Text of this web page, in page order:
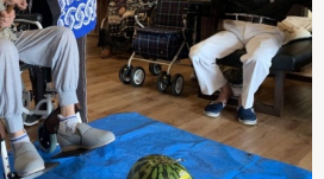
お問い合わせ
パンフレット
029-875-6247